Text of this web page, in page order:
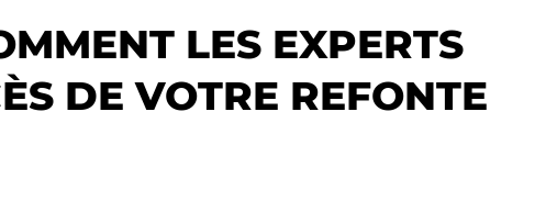
LES EXPERTS
DE VOTRE REFONTE